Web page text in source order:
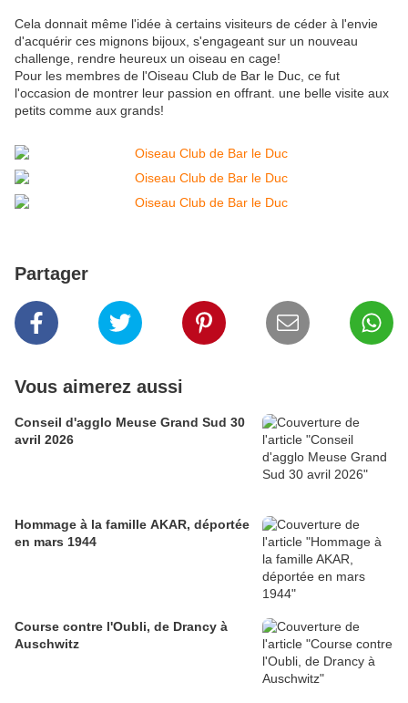
Cela donnait même l'idée à certains visiteurs de céder à l'envie
d'acquérir ces mignons bijoux, s'engageant sur un nouveau
challenge, rendre heureux un oiseau en cage!
Pour les membres de l'Oiseau Club de Bar le Duc, ce fut
l'occasion de montrer leur passion en offrant. une belle visite aux
petits comme aux grands!
Partager
Vous aimerez aussi
Conseil d'agglo Meuse Grand Sud 30
avril 2026
Hommage à la famille AKAR, déportée
en mars 1944
Course contre l'Oubli, de Drancy à
Auschwitz